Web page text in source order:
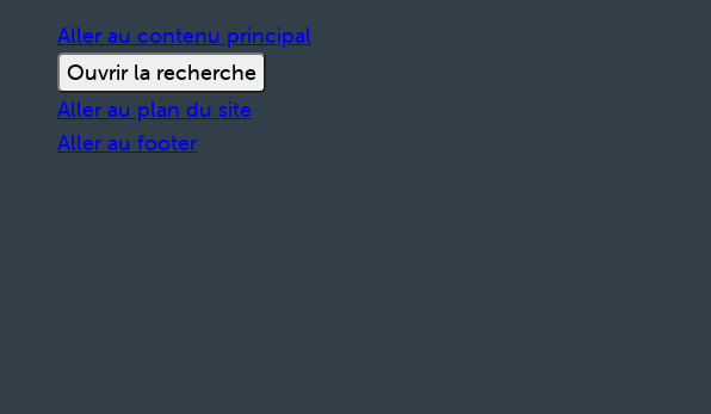
Aller au contenu principal
Ouvrir la recherche
Aller au plan du site
Aller au footer